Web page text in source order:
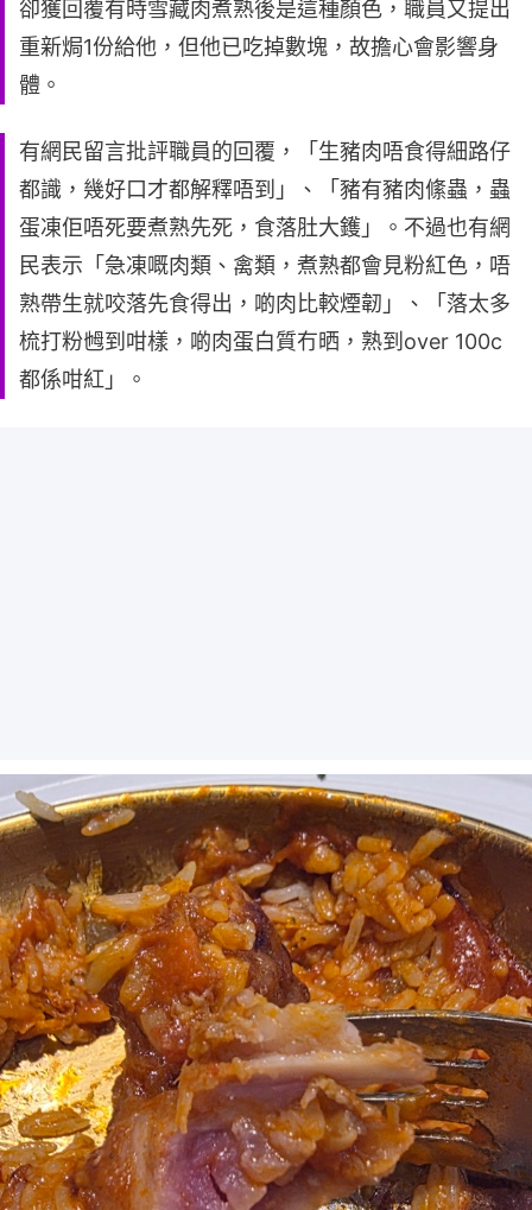
卻獲回覆有時雪藏肉煮熟後是這種顏色，職員又提出
重新焗1份給他，但他已吃掉數塊，故擔心會影響身
體。
有網民留言批評職員的回覆，「生豬肉唔食得細路仔
都識，幾好口才都解釋唔到」、「豬有豬肉絛蟲，蟲
蛋凍佢唔死要煮熟先死，食落肚大鑊」。不過也有網
民表示「急凍嘅肉類、禽類，煮熟都會見粉紅色，唔
熟帶生就咬落先食得出，啲肉比較煙韌」、「落太多
梳打粉乸到咁樣，啲肉蛋白質冇晒，熟到over 100c
都係咁紅」。